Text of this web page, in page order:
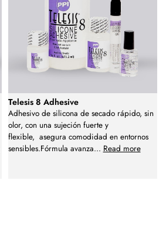
Telesis 8 Adhesive
Adhesivo de silicona de secado rápido, sin
olor, con una sujeción fuerte y
flexible, asegura comodidad en entornos
sensibles.Fórmula avanza... Read more